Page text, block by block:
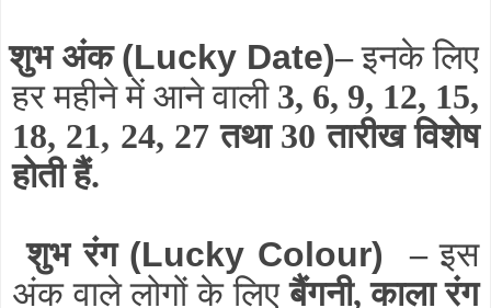
शुभ अंक(Lucky Date)–इनके लिए
हर महीने में आने वाली 3, 6, 9, 12, 15,
18, 21, 24, 27 तथा 30 तारीख विशेष
होती हैं.
शुभ रंग (Lucky Colour) –इस
अंक वाले लोगों के लिएबैंगनी, काला रंग